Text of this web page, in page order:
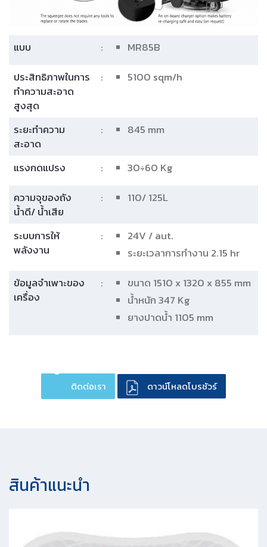
แบบ :
MR85B
ประสิทธิภาพในการ
ทำความสะอาด
สูงสุด
: 5100 sqm/h
ระยะทำความ
สะอาด
: 845 mm
แรงกดแปรง :
30÷60 Kg
ความจุของถัง
น้ำดี/ น้ำเสีย
: 110/ 125L
ระบบการให้
พลังงาน
:
24V / aut.
ระยะเวลาการทำงาน 2.15 hr
ข้อมูลจำเพาะของ
เครื่อง
:
ขนาด 1510 x 1320 x 855 mm
น้ำหนัก 347 Kg
ยางปาดน้ำ 1105 mm
ติดต่อเรา ดาวน์โหลดโบรชัวร์
สินค้าแนะนํา